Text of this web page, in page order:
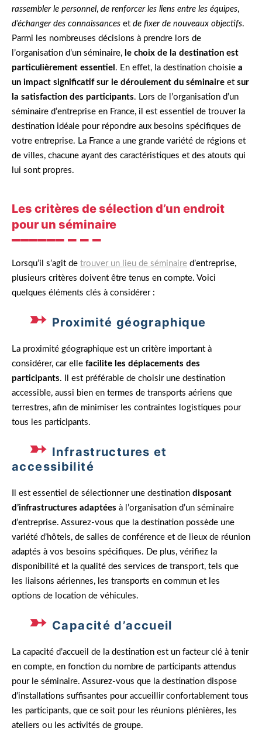
rassembler le personnel, de renforcer les liens entre les équipes,
d’échanger des connaissances et de fixer de nouveaux objectifs.
Parmi les nombreuses décisions à prendre lors de
l’organisation d’un séminaire, le choix de la destination est
particulièrement essentiel . En effet, la destination choisie a
un impact significatif sur le déroulement du séminaire et sur
la satisfaction des participants. Lors de l’organisation d’un
séminaire d’entreprise en France, il est essentiel de trouver la
destination idéale pour répondre aux besoins spécifiques de
votre entreprise. La France a une grande variété de régions et
de villes, chacune ayant des caractéristiques et des atouts qui
lui sont propres.
Les critères de sélection d’un endroit
pour un séminaire
Lorsqu’il s’agit de trouver un lieu de séminaire d’entreprise,
plusieurs critères doivent être tenus en compte. Voici
quelques éléments clés à considérer :
Proximité géographique
La proximité géographique est un critère important à
considérer, car elle facilite les déplacements des
participants. Il est préférable de choisir une destination
accessible, aussi bien en termes de transports aériens que
terrestres, afin de minimiser les contraintes logistiques pour
tous les participants.
Infrastructures et
accessibilité
Il est essentiel de sélectionner une destination disposant
d’infrastructures adaptées à l’organisation d’un séminaire
d’entreprise. Assurez-vous que la destination possède une
variété d’hôtels, de salles de conférence et de lieux de réunion
adaptés à vos besoins spécifiques. De plus, vérifiez la
disponibilité et la qualité des services de transport, tels que
les liaisons aériennes, les transports en commun et les
options de location de véhicules.
Capacité d’accueil
La capacité d’accueil de la destination est un facteur clé à tenir
en compte, en fonction du nombre de participants attendus
pour le séminaire. Assurez-vous que la destination dispose
d’installations suffisantes pour accueillir confortablement tous
les participants, que ce soit pour les réunions plénières, les
ateliers ou les activités de groupe.